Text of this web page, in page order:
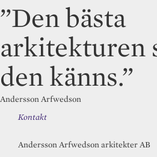
”Den bästa
arkitekturen
den känns.”
Andersson Arfwedson
Kontakt
Andersson Arfwedson arkitekter AB